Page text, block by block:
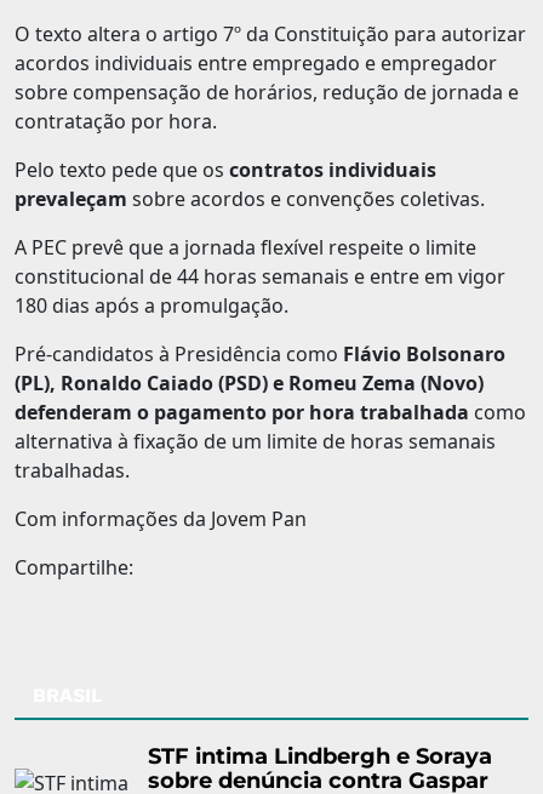
O texto altera o artigo 7º da Constituição para autorizar
acordos individuais entre empregado e empregador
sobre compensação de horários, redução de jornada e
contratação por hora.
Pelo texto pede que os contratos individuais
prevaleçam sobre acordos e convenções coletivas.
A PEC prevê que a jornada flexível respeite o limite
constitucional de 44 horas semanais e entre em vigor
180 dias após a promulgação.
Pré-candidatos à Presidência como Flávio Bolsonaro
(PL), Ronaldo Caiado (PSD) e Romeu Zema (Novo)
defenderam o pagamento por hora trabalhada como
alternativa à fixação de um limite de horas semanais
trabalhadas.
Com informações da Jovem Pan
Compartilhe:
STF intima Lindbergh e Soraya
sobre denúncia contra Gaspar